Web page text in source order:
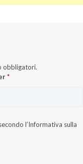
obbligatori.
*
l’Informativa sulla